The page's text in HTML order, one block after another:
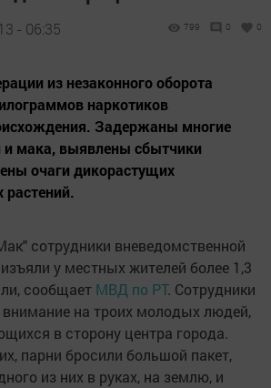
- 06:35 799 0 0
из незаконного оборота
наркотиков
Задержаны многие
и мака, выявлены сбытчики
очаги дикорастущих
сотрудники вневедомственной
у местных жителей более 1,3
сообщает МВД по РТ. Сотрудники
внимание на троих молодых людей,
в сторону центра города.
парни бросили большой пакет,
из них в руках, на землю, и